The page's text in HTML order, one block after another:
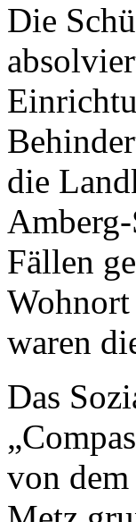
Die
die
Fällen
waren
Das
von